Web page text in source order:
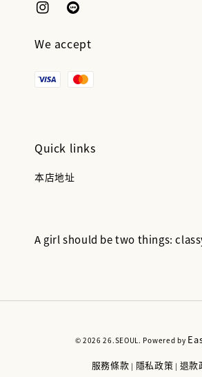
We accept
Quick links
本店地址
A girl should be two things:
© 2026 26.SEOUL. Powered by
服務條款 | 隱私政策 | 退款